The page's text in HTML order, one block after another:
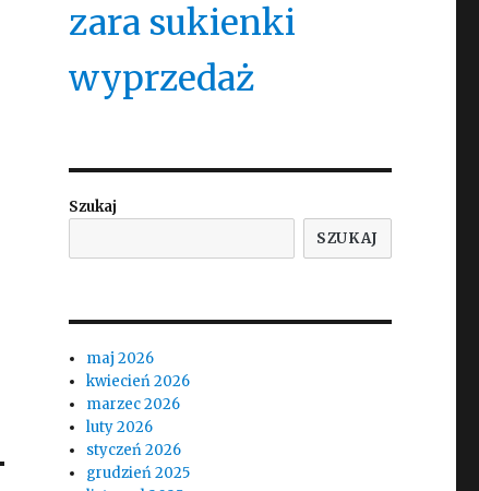
zara sukienki
wyprzedaż
Szukaj
SZUKAJ
maj 2026
kwiecień 2026
marzec 2026
luty 2026
styczeń 2026
grudzień 2025